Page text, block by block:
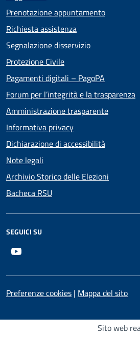
Prenotazione appuntamento
Richiesta assistenza
Segnalazione disservizio
Protezione Civile
Pagamenti digitali – PagoPA
Forum per l’integrità e la trasparenza
Amministrazione trasparente
Informativa privacy
Dichiarazione di accessibilità
Note legali
Archivio Storico delle Elezioni
Bacheca RSU
SEGUICI SU
Preferenze cookies | Mappa del sito
Sito web